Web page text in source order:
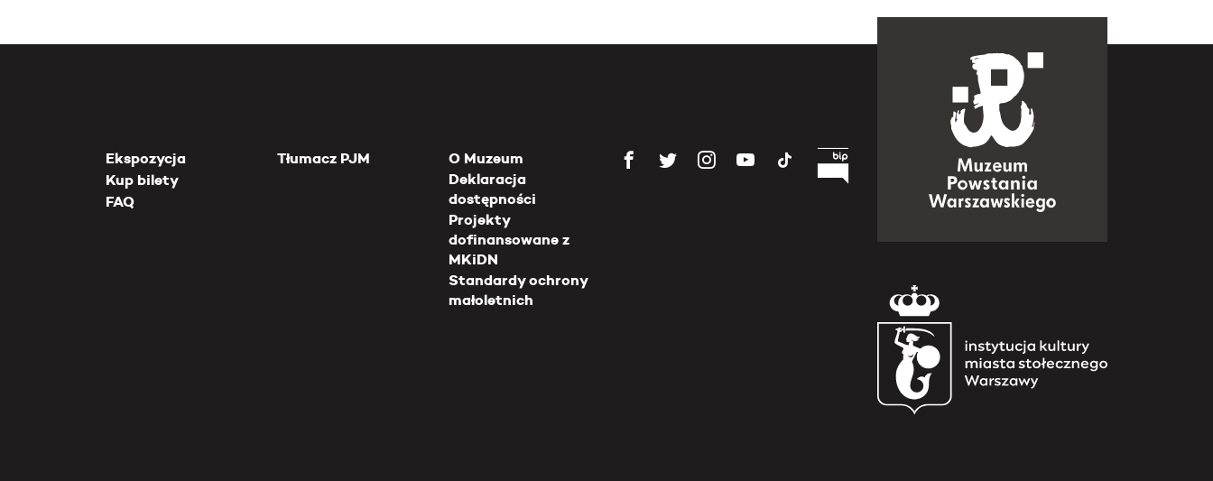
Ekspozycja
Kup bilety
FAQ
Tłumacz PJM
O Muzeum
Deklaracja
dostępności
Projekty
dofinansowane z
MKiDN
Standardy ochrony
małoletnich